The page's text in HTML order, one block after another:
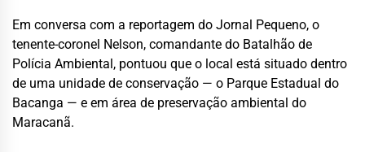
Em conversa com a reportagem do Jornal Pequeno, o
tenente-coronel Nelson, comandante do Batalhão de
Polícia Ambiental, pontuou que o local está situado dentro
de uma unidade de conservação — o Parque Estadual do
Bacanga — e em área de preservação ambiental do
Maracanã.